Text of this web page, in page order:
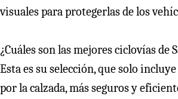
visuales para protegerlas de los
¿Cuáles son las mejores ciclovías de
Esta es su selección, que solo
por la calzada, más seguros y